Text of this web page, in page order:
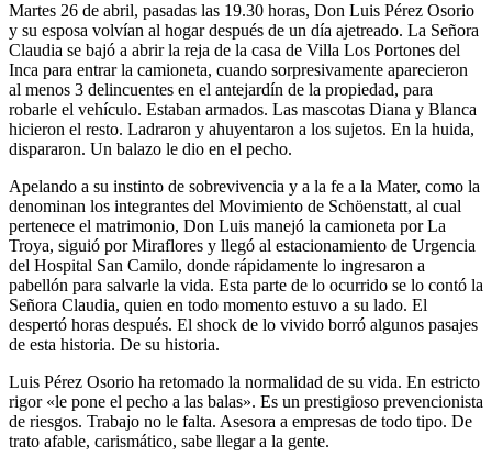
Martes 26 de abril, pasadas las 19.30 horas, Don Luis Pérez Osorio
y su esposa volvían al hogar después de un día ajetreado. La Señora
Claudia se bajó a abrir la reja de la casa de Villa Los Portones del
Inca para entrar la camioneta, cuando sorpresivamente aparecieron
al menos 3 delincuentes en el antejardín de la propiedad, para
robarle el vehículo. Estaban armados. Las mascotas Diana y Blanca
hicieron el resto. Ladraron y ahuyentaron a los sujetos. En la huida,
dispararon. Un balazo le dio en el pecho.
Apelando a su instinto de sobrevivencia y a la fe a la Mater, como la
denominan los integrantes del Movimiento de Schöenstatt, al cual
pertenece el matrimonio, Don Luis manejó la camioneta por La
Troya, siguió por Miraflores y llegó al estacionamiento de Urgencia
del Hospital San Camilo, donde rápidamente lo ingresaron a
pabellón para salvarle la vida. Esta parte de lo ocurrido se lo contó la
Señora Claudia, quien en todo momento estuvo a su lado. El
despertó horas después. El shock de lo vivido borró algunos pasajes
de esta historia. De su historia.
Luis Pérez Osorio ha retomado la normalidad de su vida. En estricto
rigor «le pone el pecho a las balas». Es un prestigioso prevencionista
de riesgos. Trabajo no le falta. Asesora a empresas de todo tipo. De
trato afable, carismático, sabe llegar a la gente.